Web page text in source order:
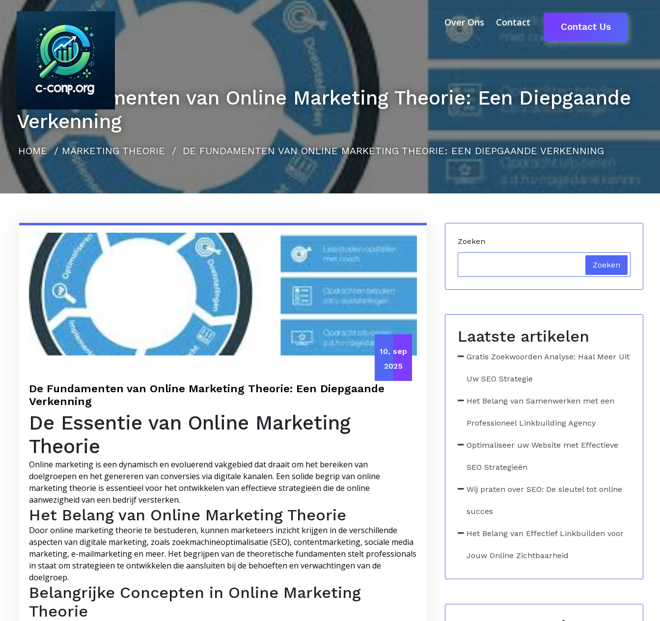
inhoud
gaan
Over Ons Contact Contact Us
De Fundamenten van Online Marketing Theorie: Een Diepgaande
Verkenning
HOME/ MARKETING THEORIE / DE FUNDAMENTEN VAN ONLINE MARKETING THEORIE: EEN DIEPGAANDE VERKENNING
10, sep
2025
De Fundamenten van Online Marketing Theorie: Een Diepgaande
Verkenning
De Essentie van Online Marketing
Theorie
Online marketing is een dynamisch en evoluerend vakgebied dat draait om het bereiken van
doelgroepen en het genereren van conversies via digitale kanalen. Een solide begrip van online
marketing theorie is essentieel voor het ontwikkelen van effectieve strategieën die de online
aanwezigheid van een bedrijf versterken.
Het Belang van Online Marketing Theorie
Door online marketing theorie te bestuderen, kunnen marketeers inzicht krijgen in de verschillende
aspecten van digitale marketing, zoals zoekmachineoptimalisatie (SEO), contentmarketing, sociale media
marketing, e-mailmarketing en meer. Het begrijpen van de theoretische fundamenten stelt professionals
in staat om strategieën te ontwikkelen die aansluiten bij de behoeften en verwachtingen van de
doelgroep.
Belangrijke Concepten in Online Marketing
Theorie
Zoeken
Zoeken
Laatste artikelen
Gratis Zoekwoorden Analyse: Haal Meer Uit
Uw SEO Strategie
Het Belang van Samenwerken met een
Professioneel Linkbuilding Agency
Optimaliseer uw Website met Effectieve
SEO Strategieën
Wij praten over SEO: De sleutel tot online
succes
Het Belang van Effectief Linkbuilden voor
Jouw Online Zichtbaarheid